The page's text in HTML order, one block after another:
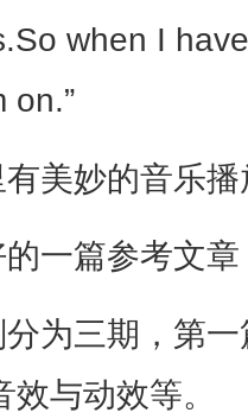
when I
on.”
美妙的音乐
一篇参考文
为三期，第
与动效等。